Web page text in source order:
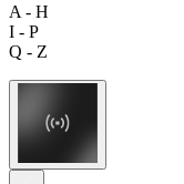
A - H
I - P
Q - Z